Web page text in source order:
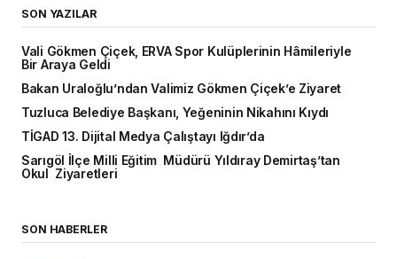
SON YAZILAR
Vali Gökmen Çiçek, ERVA Spor Kulüplerinin Hâmileriyle
Bir Araya Geldi
Bakan Uraloğlu’ndan Valimiz Gökmen Çiçek’e Ziyaret
Tuzluca Belediye Başkanı, Yeğeninin Nikahını Kıydı
TİGAD 13. Dijital Medya Çalıştayı Iğdır’da
Sarıgöl İlçe Milli Eğitim Müdürü Yıldıray Demirtaş’tan
Okul Ziyaretleri
SON HABERLER